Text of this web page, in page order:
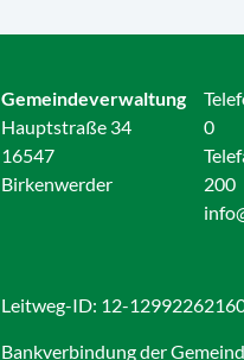
Gemeindeverwaltung
Hauptstraße 34
16547
Birkenwerder
0
200
Leitweg-ID: 12-
Bankverbindung der